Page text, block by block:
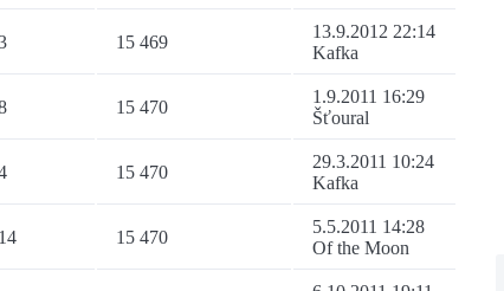
15 469
13.9.2012 22:14
Kafka
15 470
1.9.2011 16:29
Šťoural
15 470
29.3.2011 10:24
Kafka
14 15 470
5.5.2011 14:28
Of the Moon